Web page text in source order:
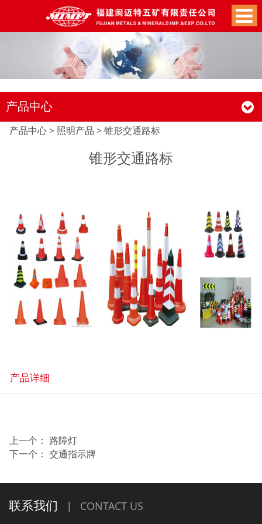
产品中心
锥形交通路标
产品中心> 照明产品 > 锥形交通路标
锥形交通路标
产品详细
上一个： 路障灯
下一个： 交通指示牌
联系我们 | CONTACT US